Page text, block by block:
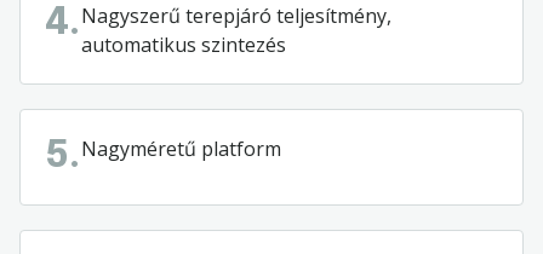
4.Nagyszerű terepjáró teljesítmény,
automatikus szintezés
5.Nagyméretű platform